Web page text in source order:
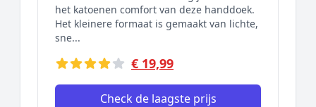
het katoenen comfort van deze handdoek.
Het kleinere formaat is gemaakt van lichte,
sne...
€ 19,99
Check de laagste prijs